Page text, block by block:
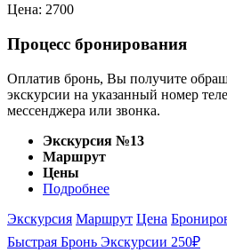
Цена: 2700
Процесс бронирования
Оплатив бронь, Вы получите
экскурсии на указанный номер
мессенджера или звонка.
Экскурсия №13
Маршрут
Цены
Подробнее
Экскурсия Маршрут Цена
Быстрая Бронь Экскурсии 250₽